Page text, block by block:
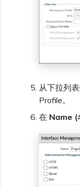
从下拉列
Profile。
在 Name (